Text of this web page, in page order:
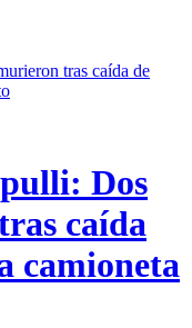
Dos
caída
camioneta